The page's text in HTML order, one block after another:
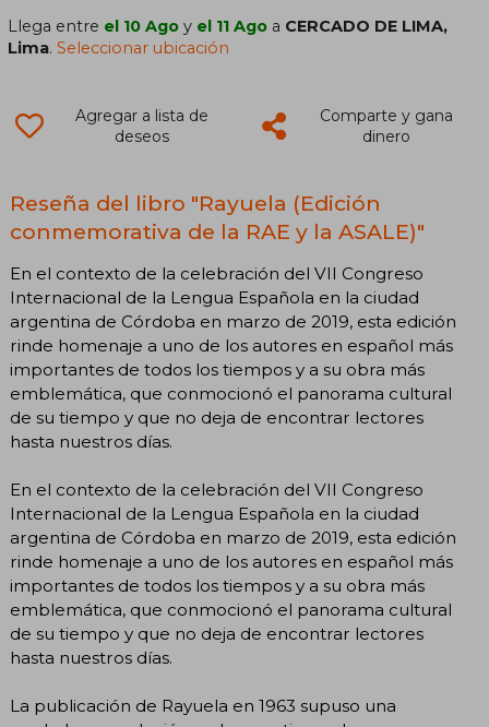
Llega entre el 10 Ago y el 11 Ago a CERCADO DE LIMA,
Lima.Seleccionar ubicación
Agregar a lista de
deseos
Comparte y gana
dinero
Reseña del libro "Rayuela (Edición
conmemorativa de la RAE y la ASALE)"
En el contexto de la celebración del VII Congreso
Internacional de la Lengua Española en la ciudad
argentina de Córdoba en marzo de 2019, esta edición
rinde homenaje a uno de los autores en español más
importantes de todos los tiempos y a su obra más
emblemática, que conmocionó el panorama cultural
de su tiempo y que no deja de encontrar lectores
hasta nuestros días.
En el contexto de la celebración del VII Congreso
Internacional de la Lengua Española en la ciudad
argentina de Córdoba en marzo de 2019, esta edición
rinde homenaje a uno de los autores en español más
importantes de todos los tiempos y a su obra más
emblemática, que conmocionó el panorama cultural
de su tiempo y que no deja de encontrar lectores
hasta nuestros días.
La publicación de Rayuela en 1963 supuso una